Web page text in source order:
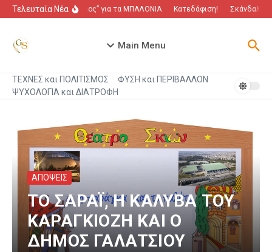
Μετάβαση στο περιεχόμενο
Τελευταία Νέα“Πόλεμος” για τα ΜΠΑΛΟΝΙΑ Κατεδάφιση! Σκάνδαλο
Main Menu
ΤΕΧΝΕΣ και ΠΟΛΙΤΙΣΜΟΣ
ΦΥΣΗ και ΠΕΡΙΒΑΛΛΟΝ
ΨΥΧΟΛΟΓΙΑ και ΔΙΑΤΡΟΦΗ
ΑΠΟΨΕΙΣ
ΤΟ ΣΑΡΑΪ, Η ΚΑΛΥΒΑ ΤΟΥ
ΚΑΡΑΓΚΙΟΖΗ ΚΑΙ Ο
ΔΗΜΟΣ ΓΑΛΑΤΣΙΟΥ